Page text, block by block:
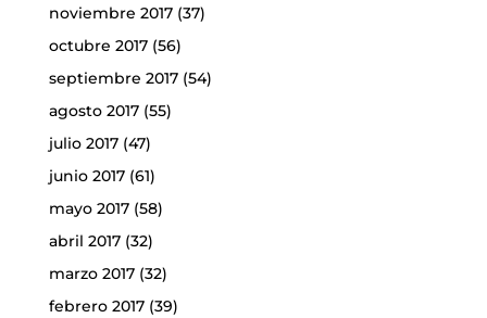
noviembre 2017(37)
octubre 2017(56)
septiembre 2017(54)
agosto 2017(55)
julio 2017(47)
junio 2017(61)
mayo 2017(58)
abril 2017(32)
marzo 2017(32)
febrero 2017(39)